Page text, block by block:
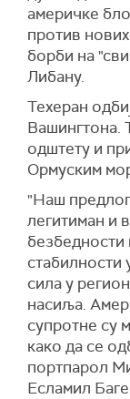
проблем
већ то што
илегалних
"Такав
ни поморској
Како је
представи
изричитог
силом и
своју
интересе
политички
самог
(Танјуг, X)
Рубио је
безбедност
Амерички
у саопштењу,
напорима за
Ормуском
министарком
(Танјуг,
америчке
против
борби на
Либану.
Техеран
Вашингтона.
одштету и
Ормуским
"Наш
легитиман и
безбедности
сила у
насиља.
супротне су
како да се
портпарол
Есламил